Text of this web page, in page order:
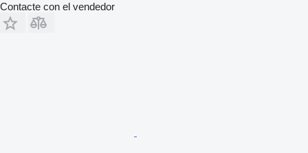
Contacte con el vendedor